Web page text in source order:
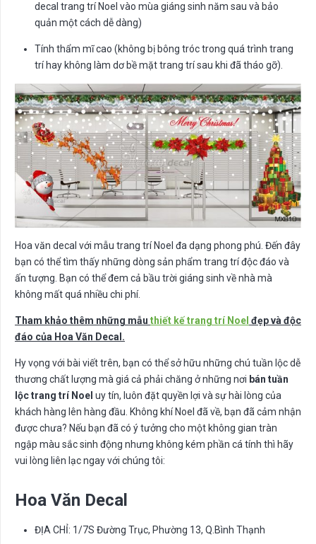
decal trang trí Noel vào mùa giáng sinh năm sau và bảo
quản một cách dễ dàng)
Tính thẩm mĩ cao (không bị bông tróc trong quá trình trang
trí hay không làm dơ bề mặt trang trí sau khi đã tháo gỡ).
Hoa văn decal với mẫu trang trí Noel đa dạng phong phú. Đến đây
bạn có thể tìm thấy những dòng sản phẩm trang trí độc đáo và
ấn tượng. Bạn có thể đem cả bầu trời giáng sinh về nhà mà
không mất quá nhiều chi phí.
Tham khảo thêm những mẫu thiết kế trang trí Noel đẹp và độc
đáo của Hoa Văn Decal.
Hy vọng với bài viết trên, bạn có thể sở hữu những chú tuần lộc dễ
thương chất lượng mà giá cả phải chăng ở những nơi bán tuần
lộc trang trí Noel uy tín, luôn đặt quyền lợi và sự hài lòng của
khách hàng lên hàng đầu. Không khí Noel đã về, bạn đã cảm nhận
được chưa? Nếu bạn đã có ý tưởng cho một không gian tràn
ngập màu sắc sinh động nhưng không kém phần cá tính thì hãy
vui lòng liên lạc ngay với chúng tôi:
Hoa Văn Decal
ĐỊA CHỈ: 1/7S Đường Trục, Phường 13, Q.Bình Thạnh